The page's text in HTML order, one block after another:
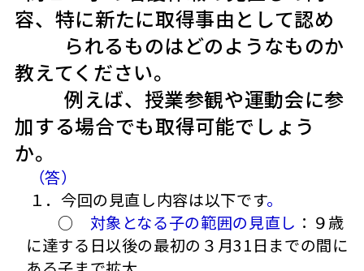
容、特に新たに取得事由として認め
られるものはどのようなものか
教えてください。
例えば、授業参観や運動会に参
加する場合でも取得可能でしょう
か。
（答）
１．今回の見直し内容は以下です。
○ 対象となる子の範囲の見直し ：９歳
に達する日以後の最初の３月31日までの間に